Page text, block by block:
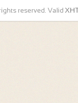
reserved. Valid